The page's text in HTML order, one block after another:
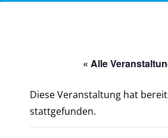
« Alle
Diese Veranstaltung hat
stattgefunden.